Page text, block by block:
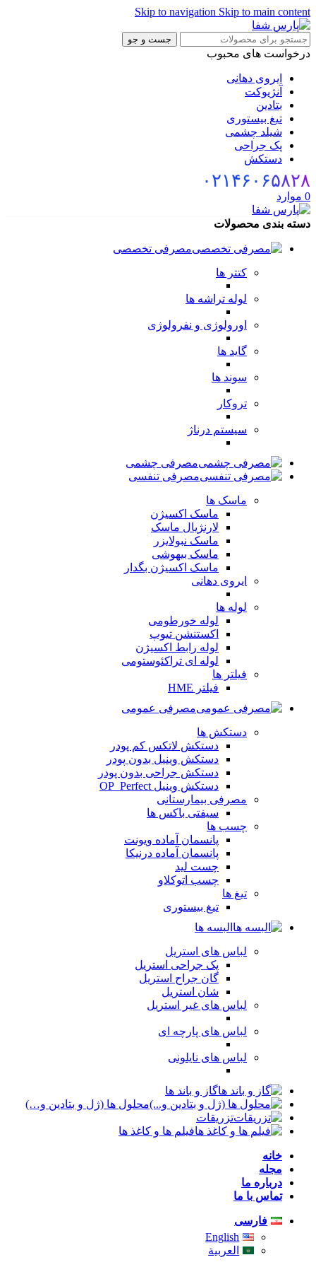
Skip to navigationSkip to main
جست و جو
های محبوب
ایروی دهانی
آنژیوکت
بتادین
تیغ بیستوری
شیلد چشمی
پک جراحی
دستکش
بندی محصولات
مصرفی تخصصی
کتتر ها
لوله تراشه ها
اورولوژی و نفرولوژی
گاید ها
سوند ها
تروکار
سیستم درناژ
مصرفی چشمی
مصرفی تنفسی
ماسک ها
ماسک اکسیژن
لارنژیال ماسک
ماسک نبولایزر
ماسک بیهوشی
ماسک اکسیژن بگدار
ایروی دهانی
لوله ها
لوله خورطومی
اکستنشن تیوپ
لوله رابط اکسیژن
لوله ای تراکئوستومی
فیلتر ها
فیلتر HME
مصرفی عمومی
دستکش ها
دستکش لاتکس کم پودر
دستکش وینیل بدون پودر
دستکش جراحی بدون پودر
دستکش وینیل OP_Perfect
مصرفی بیمارستانی
سیفتی باکس ها
چسب ها
پانسمان آماده ویونت
پانسمان آماده درنیکا
چست لید
چسب اتوکلاو
تیغ ها
تیغ بیستوری
البسه ها
لباس های استریل
پک جراحی استریل
گان جراح استریل
شان استریل
لباس های غیر استریل
لباس های پارچه ای
لباس های نایلونی
گاز و باند ها
محلول ها (ژل و بتادین و…)
تزریقات
فیلم ها و کاغذ ها
خانه
مجله
درباره ما
تماس با ما
فارسی
English
العربية